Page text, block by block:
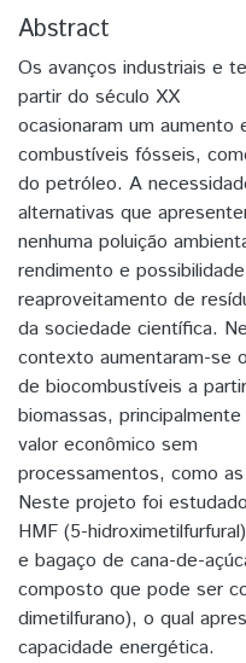
Abstract
Os avanços industriais e
partir do século XX
ocasionaram um
combustíveis fósseis,
do petróleo. A
alternativas que
nenhuma poluição
rendimento e
reaproveitamento de
da sociedade científica.
contexto aumentaram-se
de biocombustíveis a
biomassas,
valor econômico sem
processamentos, como
Neste projeto foi
HMF (5-
e bagaço de cana-de-
composto que pode ser
dimetilfurano), o qual
capacidade energética.